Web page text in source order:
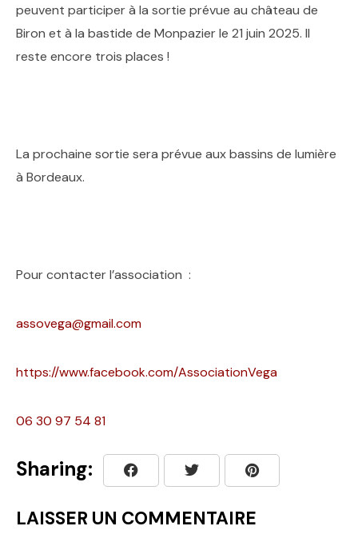
peuvent participer à la sortie prévue au château de
Biron et à la bastide de Monpazier le 21 juin 2025. Il
reste encore trois places !
La prochaine sortie sera prévue aux bassins de lumière
à Bordeaux.
Pour contacter l’association :
assovega@gmail.com
https://www.facebook.com/AssociationVega
06 30 97 54 81
Sharing:
LAISSER UN COMMENTAIRE